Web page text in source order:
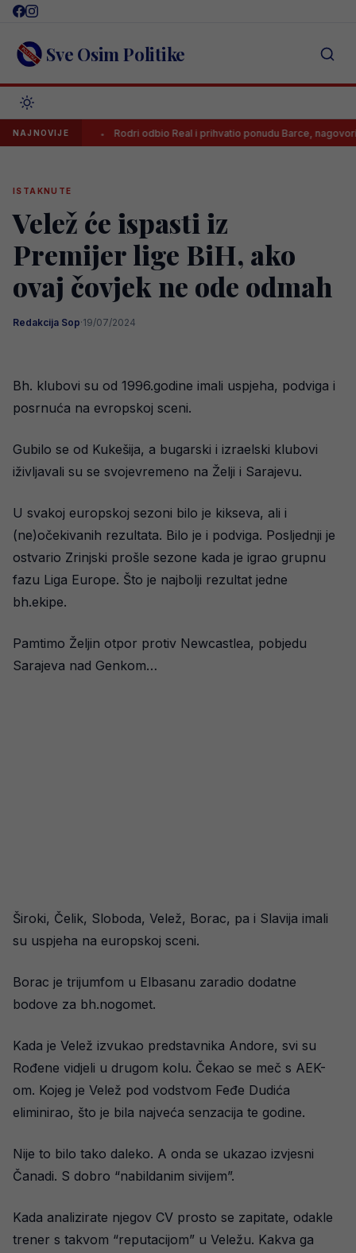
Skip
content Sve Osim Politike
NAJNOVIJERodri odbio Real i prihvatio ponudu Barce, nagovorio ga je
ISTAKNUTE
Velež će ispasti iz
Premijer lige BiH, ako
ovaj čovjek ne ode odmah
Redakcija Sop·19/07/2024
Bh. klubovi su od 1996.godine imali uspjeha, podviga i
posrnuća na evropskoj sceni.
Gubilo se od Kukešija, a bugarski i izraelski klubovi
iživljavali su se svojevremeno na Želji i Sarajevu.
U svakoj europskoj sezoni bilo je kikseva, ali i
(ne)očekivanih rezultata. Bilo je i podviga. Posljednji je
ostvario Zrinjski prošle sezone kada je igrao grupnu
fazu Liga Europe. Što je najbolji rezultat jedne
bh.ekipe.
Pamtimo Željin otpor protiv Newcastlea, pobjedu
Sarajeva nad Genkom…
Široki, Čelik, Sloboda, Velež, Borac, pa i Slavija imali
su uspjeha na europskoj sceni.
Borac je trijumfom u Elbasanu zaradio dodatne
bodove za bh.nogomet.
Kada je Velež izvukao predstavnika Andore, svi su
Rođene vidjeli u drugom kolu. Čekao se meč s AEK-
om. Kojeg je Velež pod vodstvom Feđe Dudića
eliminirao, što je bila najveća senzacija te godine.
Nije to bilo tako daleko. A onda se ukazao izvjesni
Čanadi. S dobro “nabildanim sivijem”.
Kada analizirate njegov CV prosto se zapitate, odakle
trener s takvom “reputacijom” u Veležu. Kakva ga